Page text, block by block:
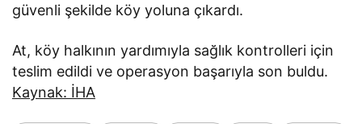
güvenli şekilde köy yoluna çıkardı.
At, köy halkının yardımıyla sağlık kontrolleri için
teslim edildi ve operasyon başarıyla son buldu.
Kaynak: İHA